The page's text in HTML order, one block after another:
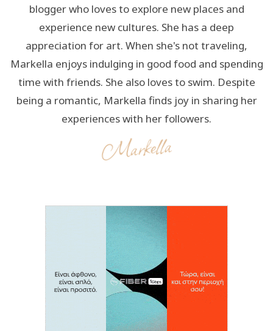
blogger who loves to explore new places and
experience new cultures. She has a deep
appreciation for art. When she's not traveling,
Markella enjoys indulging in good food and spending
time with friends. She also loves to swim. Despite
being a romantic, Markella finds joy in sharing her
experiences with her followers.